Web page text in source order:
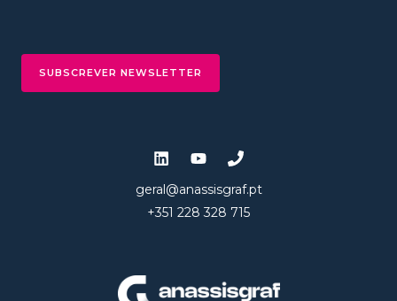
SUBSCREVER NEWSLETTER
geral@anassisgraf.pt
+351 228 328 715